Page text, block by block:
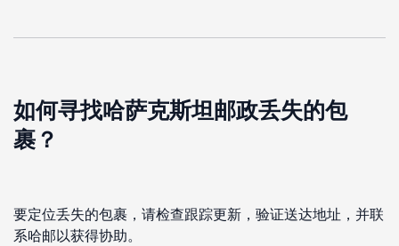
如何寻找哈萨克斯坦邮政丢失的包
裹？
要定位丢失的包裹，请检查跟踪更新，验证送达地址，并联
系哈邮以获得协助。